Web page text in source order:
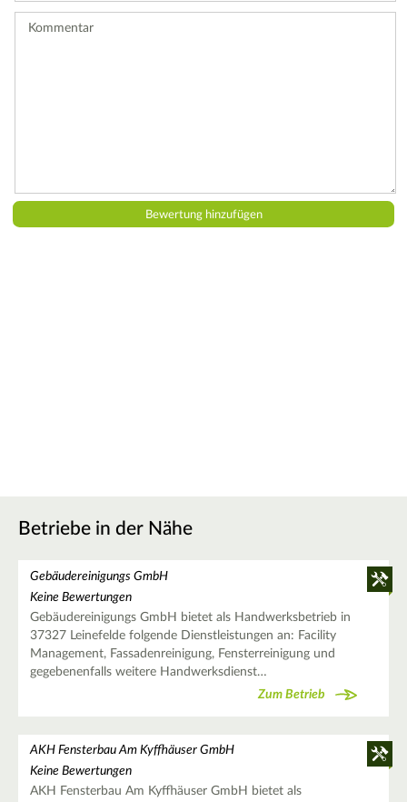
Betriebe in der Nähe
Gebäudereinigungs GmbH
Keine Bewertungen
Gebäudereinigungs GmbH bietet als Handwerksbetrieb in
37327 Leinefelde folgende Dienstleistungen an: Facility
Management, Fassadenreinigung, Fensterreinigung und
gegebenenfalls weitere Handwerksdienst…
Zum Betrieb
AKH Fensterbau Am Kyffhäuser GmbH
Keine Bewertungen
AKH Fensterbau Am Kyffhäuser GmbH bietet als